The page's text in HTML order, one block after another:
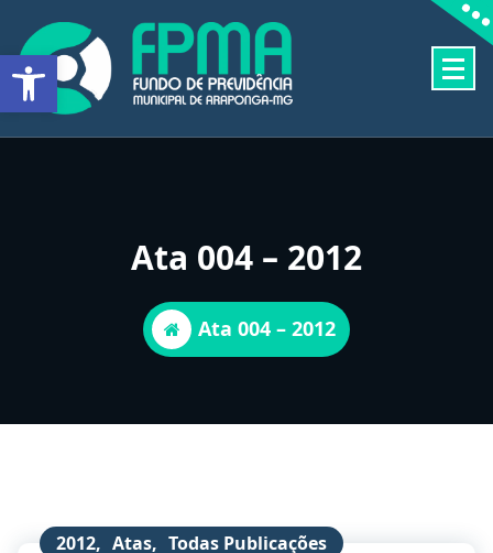
para
conteúdo
Ata 004 – 2012
Ata 004 – 2012
2012, Atas, Todas Publicações
Barra de Ferramentas Aberta